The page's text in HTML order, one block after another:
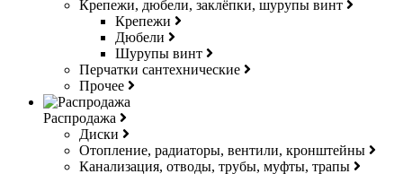
Крепежи, дюбели, заклёпки, шурупы винт
Крепежи
Дюбели
Шурупы винт
Перчатки сантехнические
Прочее
Распродажа
Диски
Отопление, радиаторы, вентили, кронштейны
Канализация, отводы, трубы, муфты, трапы